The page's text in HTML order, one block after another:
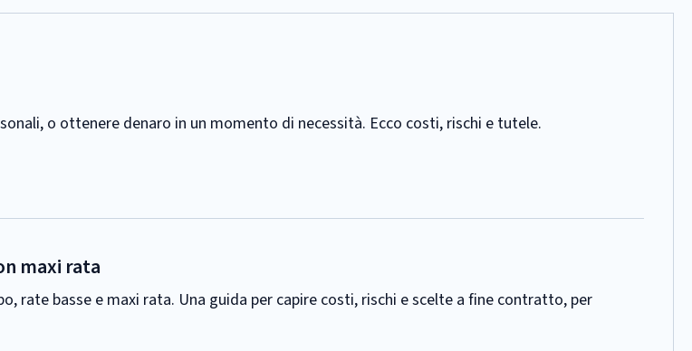
o ottenere denaro in un momento di necessità. Ecco costi, rischi e tutele.
maxi rata
rate basse e maxi rata. Una guida per capire costi, rischi e scelte a fine contratto, per